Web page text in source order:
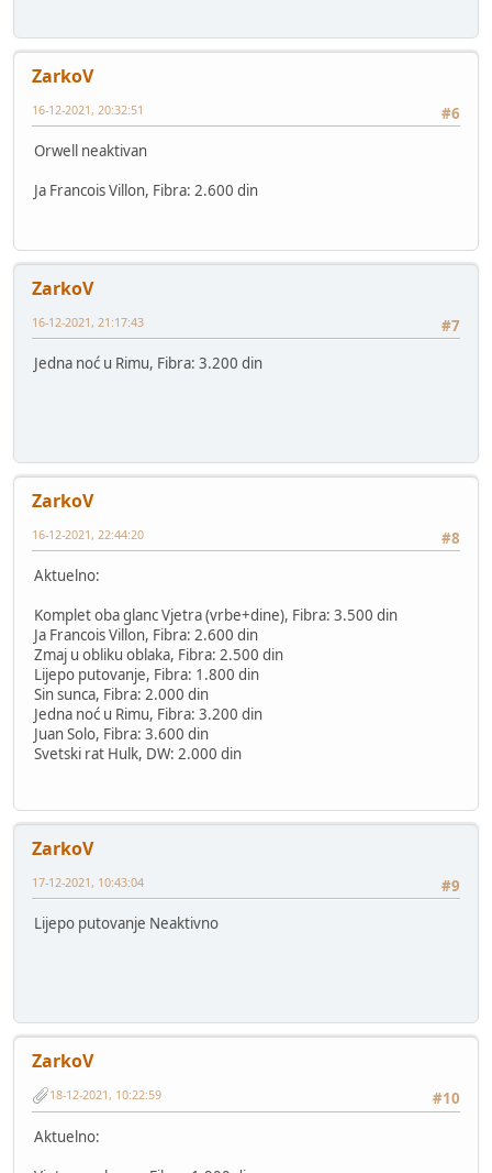
ZarkoV
#6
16-12-2021, 20:32:51
Orwell neaktivan
Ja Francois Villon, Fibra: 2.600 din
ZarkoV
#7
16-12-2021, 21:17:43
Jedna noć u Rimu, Fibra: 3.200 din
ZarkoV
#8
16-12-2021, 22:44:20
Aktuelno:
Komplet oba glanc Vjetra (vrbe+dine), Fibra: 3.500 din
Ja Francois Villon, Fibra: 2.600 din
Zmaj u obliku oblaka, Fibra: 2.500 din
Lijepo putovanje, Fibra: 1.800 din
Sin sunca, Fibra: 2.000 din
Jedna noć u Rimu, Fibra: 3.200 din
Juan Solo, Fibra: 3.600 din
Svetski rat Hulk, DW: 2.000 din
ZarkoV
#9
17-12-2021, 10:43:04
Lijepo putovanje Neaktivno
ZarkoV
#10
18-12-2021, 10:22:59
Aktuelno: